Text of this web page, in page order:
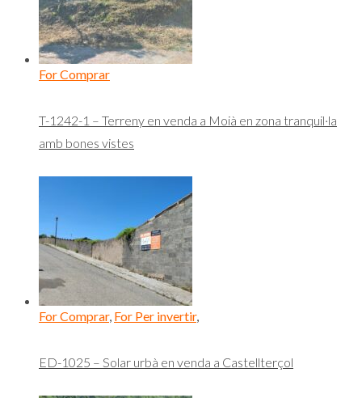
For Comprar
T-1242-1 – Terreny en venda a Moià en zona tranquil·la
amb bones vistes
For Comprar, For Per invertir,
ED-1025 – Solar urbà en venda a Castellterçol